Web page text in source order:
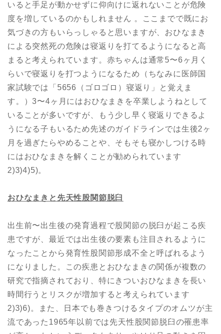
いると手足が動かせずに仰向けに返れないことが危険
度を増しているのかもしれません 。ここまでで既にお
気づきの方もいらっしゃると思いますが、おひなまき
による突然死の危険は寝返りを打てるようになると高
まると考えられています。赤ちゃんは通常5〜6ヶ月く
らいで寝返りを打つようになるため（ちなみに医師国
家試験では「5656（ゴロゴロ）寝返り」と覚えま
す。）3〜4ヶ月にはおひなまきを卒業しようねとして
いることが多いですが、もう少し早く寝返りできるよ
うになる子もいるため先述のガイドラインでは生後2ヶ
月を過ぎたらやめることや、そもそも寝かしつける時
にはおひなまきを解くことが勧められています
2)3)4)5)。
おひなまきと先天性股関節脱臼
出生前〜出生後の発育過程で股関節の脱臼が起こる疾
患ですが、最近では出生後の要素も注目されるように
なったことから発育性股関節形成不全と呼ばれるよう
になりました。この疾患とおひなまきの関係が複数の
研究で指摘されており、特にきついおひなまきを長い
時間行うとリスクが増加すると考えられています
2)3)6)。また、日本でも巻きつけるタイプのオムツが主
流であった1965年以前では先天性股関節脱臼の罹患率